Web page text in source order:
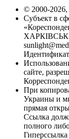
© 2000-2026,
Субъект в
сайте,
При
Украины и
прямая
Ссылка
полного